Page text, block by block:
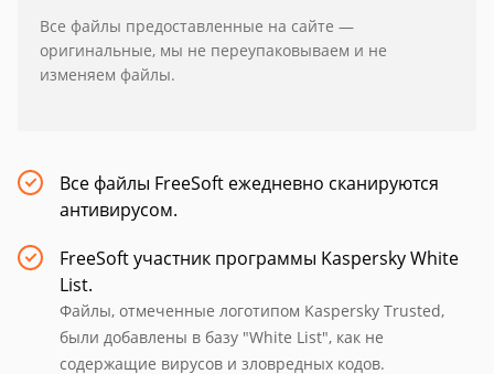
Все файлы предоставленные на сайте —
оригинальные, мы не переупаковываем и не
изменяем файлы.
Все файлы FreeSoft ежедневно сканируются
антивирусом.
FreeSoft участник программы Kaspersky White
List.
Файлы, отмеченные логотипом Kaspersky Trusted,
были добавлены в базу "White List", как не
содержащие вирусов и зловредных кодов.